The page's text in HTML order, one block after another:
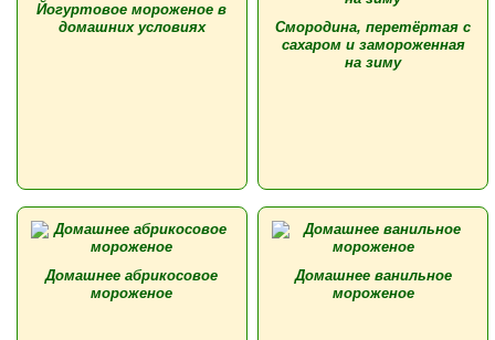
Йогуртовое мороженое в
домашних условиях
Смородина, перетёртая с
сахаром и замороженная
на зиму
Домашнее абрикосовое
мороженое
Домашнее ванильное
мороженое